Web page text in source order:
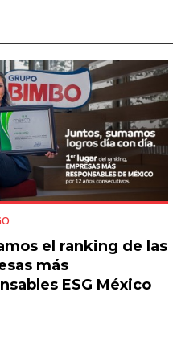
el ranking de las
más
ESG México